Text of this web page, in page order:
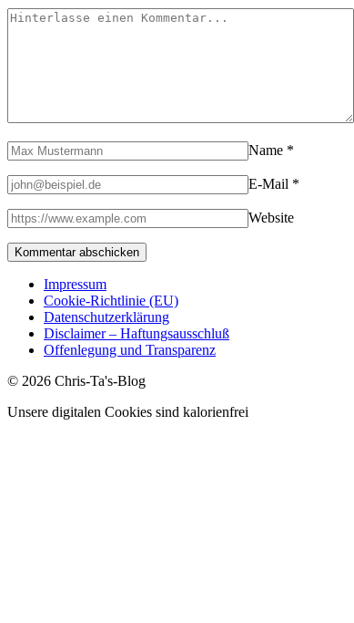
Name *
E-Mail *
Website
Impressum
Cookie-Richtlinie (EU)
Datenschutzerklärung
Disclaimer – Haftungsausschluß
Offenlegung und Transparenz
© 2026 Chris-Ta's-Blog
Unsere digitalen Cookies sind kalorienfrei